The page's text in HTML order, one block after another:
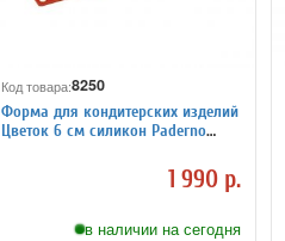
Код товара:8250
Форма для кондитерских изделий
Цветок 6 см силикон Paderno
1 990 р.
в наличии на сегодня